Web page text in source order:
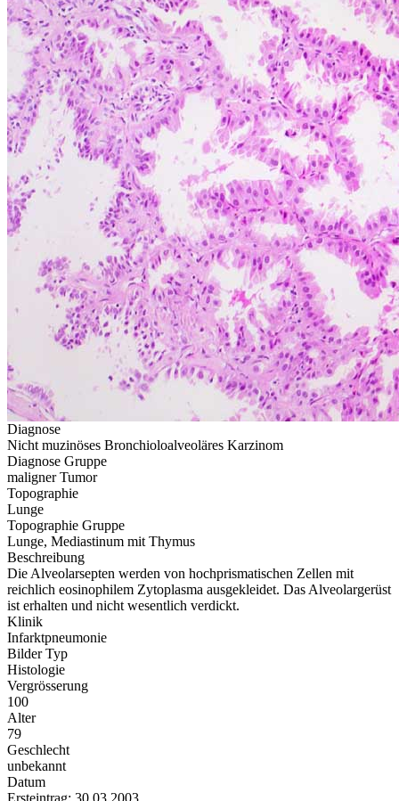
Diagnose
Nicht muzinöses Bronchioloalveoläres Karzinom
Diagnose Gruppe
maligner Tumor
Topographie
Lunge
Topographie Gruppe
Lunge, Mediastinum mit Thymus
Beschreibung
Die Alveolarsepten werden von hochprismatischen Zellen mit
reichlich eosinophilem Zytoplasma ausgekleidet. Das Alveolargerüst
ist erhalten und nicht wesentlich verdickt.
Klinik
Infarktpneumonie
Bilder Typ
Histologie
Vergrösserung
100
Alter
79
Geschlecht
unbekannt
Datum
Ersteintrag: 30.03.2003